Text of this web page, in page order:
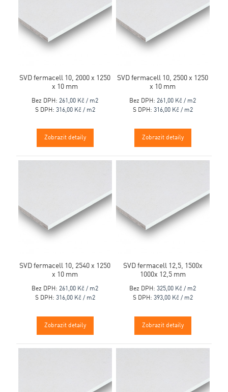
SVD fermacell 10, 2000 x 1250
x 10 mm
Bez DPH: 261,00 Kč / m2
S DPH: 316,00 Kč / m2
Zobrazit detaily
SVD fermacell 10, 2500 x 1250
x 10 mm
Bez DPH: 261,00 Kč / m2
S DPH: 316,00 Kč / m2
Zobrazit detaily
SVD fermacell 10, 2540 x 1250
x 10 mm
Bez DPH: 261,00 Kč / m2
S DPH: 316,00 Kč / m2
Zobrazit detaily
SVD fermacell 12,5, 1500x
1000x 12,5 mm
Bez DPH: 325,00 Kč / m2
S DPH: 393,00 Kč / m2
Zobrazit detaily